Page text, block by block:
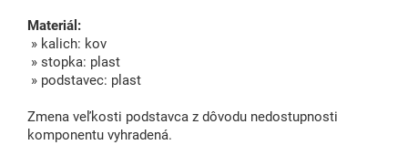
Materiál:
» kalich: kov
» stopka: plast
» podstavec: plast
Zmena veľkosti podstavca z dôvodu nedostupnosti
komponentu vyhradená.